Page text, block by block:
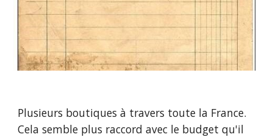
Plusieurs boutiques à travers toute la France.
Cela semble plus raccord avec le budget qu'il